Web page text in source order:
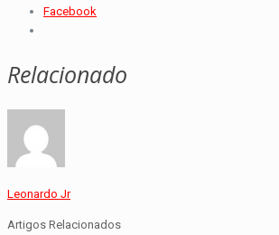
Facebook
Relacionado
Leonardo Jr
Artigos Relacionados